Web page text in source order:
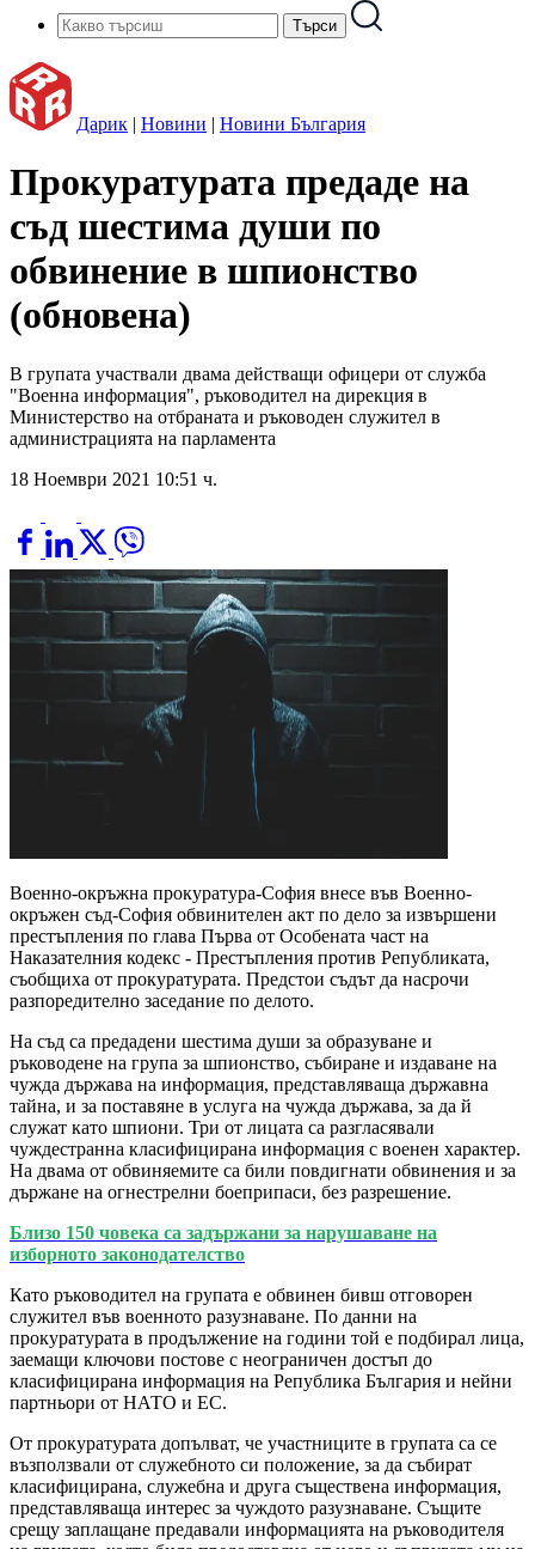
Дарик | Новини | Новини България
Прокуратурата предаде на
съд шестима души по
обвинение в шпионство
(обновена)
В групата участвали двама действащи офицери от служба
"Военна информация", ръководител на дирекция в
Министерство на отбраната и ръководен служител в
администрацията на парламента
18 Ноември 2021 10:51 ч.
Военно-окръжна прокуратура-София внесе във Военно-
окръжeн съд-София обвинителен акт по дело за извършени
престъпления по глава Първа от Особената част на
Наказателния кодекс - Престъпления против Републиката,
съобщиха от прокуратурата. Предстои съдът да насрочи
разпоредително заседание по делото.
На съд са предадени шестима души за образуване и
ръководене на група за шпионство, събиране и издаване на
чужда държава на информация, представляваща държавна
тайна, и за поставяне в услуга на чужда държава, за да й
служат като шпиони. Три от лицата са разгласявали
чуждестранна класифицирана информация с военен характер.
На двама от обвиняемите са били повдигнати обвинения и за
държане на огнестрелни боеприпаси, без разрешение.
Близо 150 човека са задържани за нарушаване на
изборното законодателство
Като ръководител на групата е обвинен бивш отговорен
служител във военното разузнаване. По данни на
прокуратурата в продължение на години той е подбирал лица,
заемащи ключови постове с неограничен достъп до
класифицирана информация на Република България и нейни
партньори от НАТО и ЕС.
От прокуратурата допълват, че участниците в групата са се
възползвали от служебното си положение, за да събират
класифицирана, служебна и друга съществена информация,
представляваща интерес за чуждото разузнаване. Същите
срещу заплащане предавали информацията на ръководителя